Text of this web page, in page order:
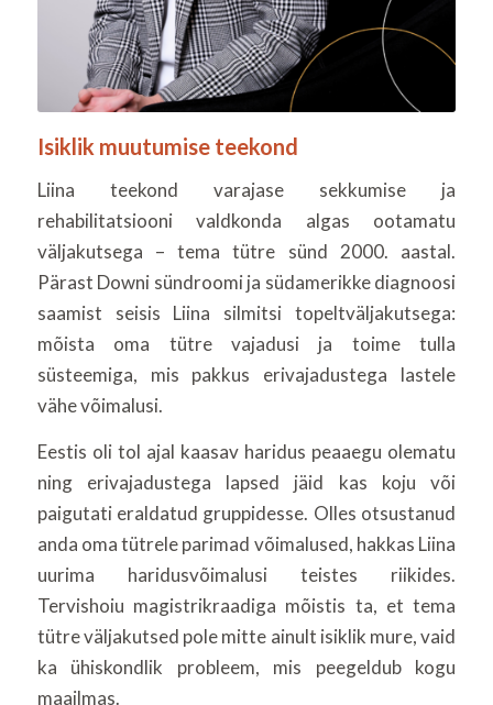
Isiklik muutumise teekond
Liina teekond varajase sekkumise ja
rehabilitatsiooni valdkonda algas ootamatu
väljakutsega – tema tütre sünd 2000. aastal.
Pärast Downi sündroomi ja südamerikke diagnoosi
saamist seisis Liina silmitsi topeltväljakutsega:
mõista oma tütre vajadusi ja toime tulla
süsteemiga, mis pakkus erivajadustega lastele
vähe võimalusi.
Eestis oli tol ajal kaasav haridus peaaegu olematu
ning erivajadustega lapsed jäid kas koju või
paigutati eraldatud gruppidesse. Olles otsustanud
anda oma tütrele parimad võimalused, hakkas Liina
uurima haridusvõimalusi teistes riikides.
Tervishoiu magistrikraadiga mõistis ta, et tema
tütre väljakutsed pole mitte ainult isiklik mure, vaid
ka ühiskondlik probleem, mis peegeldub kogu
maailmas.